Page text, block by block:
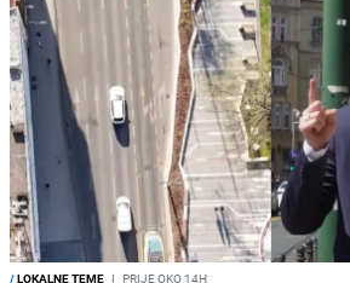
/LOKALNE TEME I PRIJE OKO 14H